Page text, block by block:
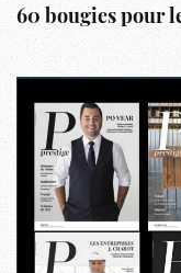
60 bougies pour